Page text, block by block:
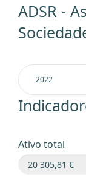
ADSR -
Ativo total